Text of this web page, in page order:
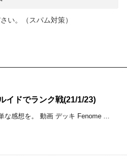
い。（スパム対策）
イドでランク戦(21/1/23)
な感想を。 動画 デッキ Fenome ...